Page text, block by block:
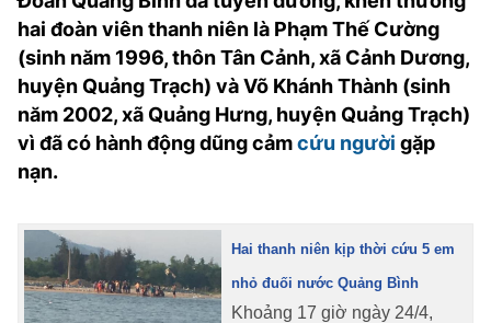
ẨM THỰC
E-MAGAZINE
ẢNH
BÁO GIẤY
CỐNG HIẾN
BÙI XUÂN PHÁI
hai đoàn viên thanh niên là Phạm Thế Cường
(sinh năm 1996, thôn Tân Cảnh, xã Cảnh Dương,
huyện Quảng Trạch) và Võ Khánh Thành (sinh
năm 2002, xã Quảng Hưng, huyện Quảng Trạch)
vì đã có hành động dũng cảmcứu người gặp
nạn.
Hai thanh niên kịp thời cứu 5 em
nhỏ đuối nước Quảng Bình
Khoảng 17 giờ ngày 24/4,